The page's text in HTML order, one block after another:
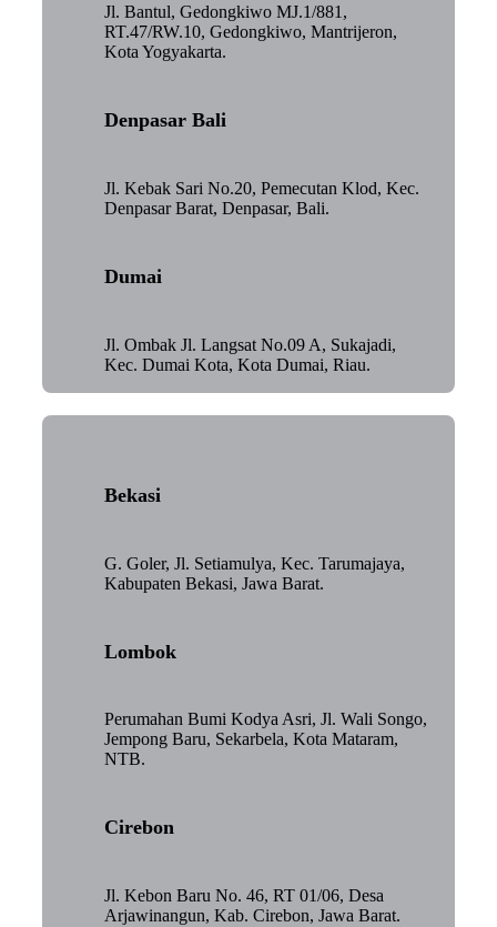
Jl. Bantul, Gedongkiwo MJ.1/881,
RT.47/RW.10, Gedongkiwo, Mantrijeron,
Kota Yogyakarta.
Denpasar Bali
Jl. Kebak Sari No.20, Pemecutan Klod, Kec.
Denpasar Barat, Denpasar, Bali.
Dumai
Jl. Ombak Jl. Langsat No.09 A, Sukajadi,
Kec. Dumai Kota, Kota Dumai, Riau.
Bekasi
G. Goler, Jl. Setiamulya, Kec. Tarumajaya,
Kabupaten Bekasi, Jawa Barat.
Lombok
Perumahan Bumi Kodya Asri, Jl. Wali Songo,
Jempong Baru, Sekarbela, Kota Mataram,
NTB.
Cirebon
Jl. Kebon Baru No. 46, RT 01/06, Desa
Arjawinangun, Kab. Cirebon, Jawa Barat.